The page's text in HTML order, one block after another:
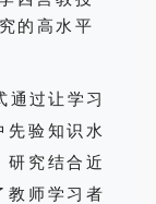
的高水平
通过让学习
先验知识水
研究结合近
教师学习者